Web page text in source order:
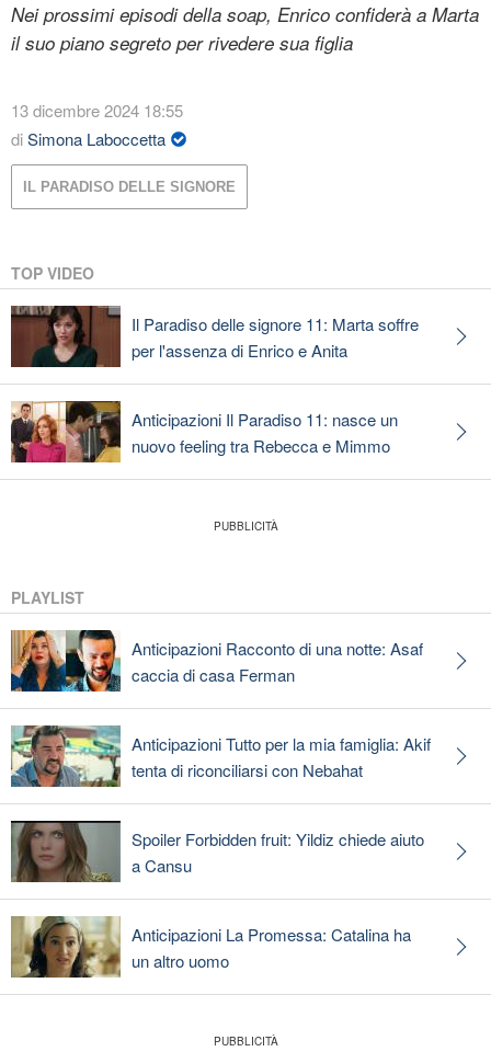
Nei prossimi episodi della soap, Enrico confiderà a Marta
il suo piano segreto per rivedere sua figlia
13 dicembre 2024 18:55
diSimona Laboccetta
IL PARADISO DELLE SIGNORE
TOP VIDEO
Il Paradiso delle signore 11: Marta soffre
per l'assenza di Enrico e Anita
Anticipazioni Il Paradiso 11: nasce un
nuovo feeling tra Rebecca e Mimmo
PLAYLIST
Anticipazioni Racconto di una notte: Asaf
caccia di casa Ferman
Anticipazioni Tutto per la mia famiglia: Akif
tenta di riconciliarsi con Nebahat
Spoiler Forbidden fruit: Yildiz chiede aiuto
a Cansu
Anticipazioni La Promessa: Catalina ha
un altro uomo